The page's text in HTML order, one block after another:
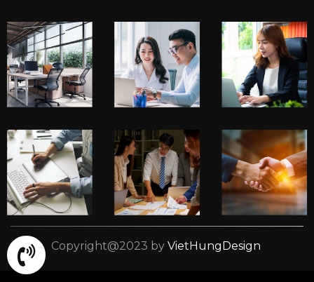
Copyright@2023 by VietHungDesign